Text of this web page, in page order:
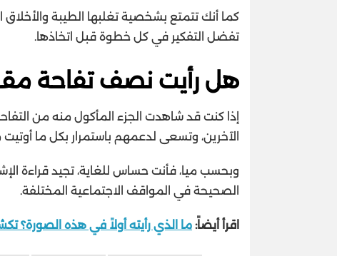
كما أنك تتمتع بشخصية تغلبها الطيبة والأخلاق
تفضل التفكير في كل خطوة قبل اتخاذها.
هل رأيت نصف تفاحة
إذا كنت قد شاهدت الجزء المأكول منه من
الآخرين، وتسعى لدعمهم باستمرار بكل ما
وبحسب ميا، فأنت حساس للغاية، تجيد قراءة
الصحيحة في المواقف الاجتماعية المختلفة.
اقرأ أيضاً: ما الذي رأيته أولاً في هذه